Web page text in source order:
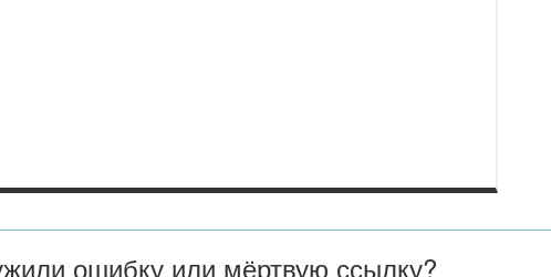
ошибку или мёртвую ссылку?